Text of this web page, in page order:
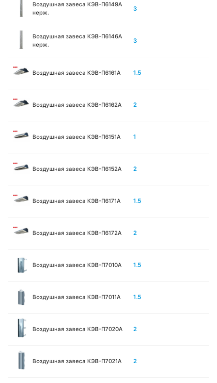
Воздушная завеса КЭВ-П6149A
нерж.
3
Воздушная завеса КЭВ-П6146A
нерж.
3
Воздушная завеса КЭВ-П6161А 1.5
Воздушная завеса КЭВ-П6162А 2
Воздушная завеса КЭВ-П6151А 1
Воздушная завеса КЭВ-П6152А 2
Воздушная завеса КЭВ-П6171А 1.5
Воздушная завеса КЭВ-П6172А 2
Воздушная завеса КЭВ-П7010A 1.5
Воздушная завеса КЭВ-П7011A 1.5
Воздушная завеса КЭВ-П7020A 2
Воздушная завеса КЭВ-П7021A 2